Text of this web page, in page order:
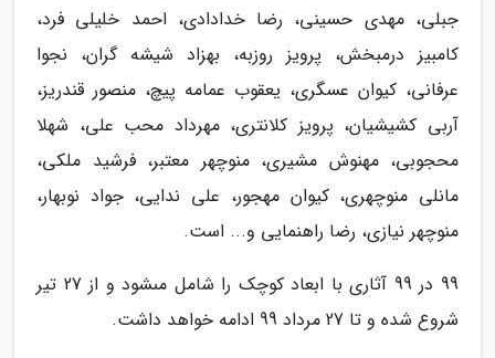
جبلى، مهدى حسینى، رضا خدادادى، احمد خلیلى فرد،
کامبیز درمبخش، پرویز روزبه، بهزاد شیشه گران، نجوا
عرفانى، کیوان عسگرى، یعقوب عمامه پیچ، منصور قندریز،
آربى کشیشیان، پرویز کلانترى، مهرداد محب على، شهلا
محجوبى، مهنوش مشیرى، منوچهر معتبر، فرشید ملکى،
مانلى منوچهرى، کیوان مهجور، على ندایى، جواد نوبهار،
منوچهر نیازى، رضا راهنمایی و... است.
99 در 99 آثارى با ابعاد کوچک را شامل مىشود و از 27 تیر
شروع شده و تا 27 مرداد 99 ادامه خواهد داشت.